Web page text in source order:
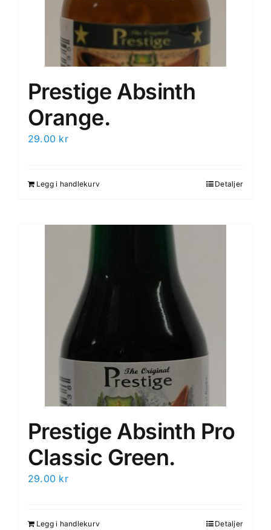
Prestige Absinth
Orange.
29.00 kr
Legg i handlekurv Detaljer
Prestige Absinth Pro
Classic Green.
29.00 kr
Legg i handlekurv Detaljer